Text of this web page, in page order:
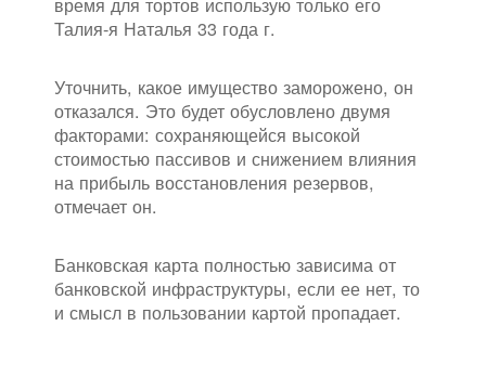
Талия-я Наталья 33 года г.
Уточнить, какое имущество заморожено, он
отказался. Это будет обусловлено двумя
факторами: сохраняющейся высокой
стоимостью пассивов и снижением влияния
на прибыль восстановления резервов,
отмечает он.
Банковская карта полностью зависима от
банковской инфраструктуры, если ее нет, то
и смысл в пользовании картой пропадает.